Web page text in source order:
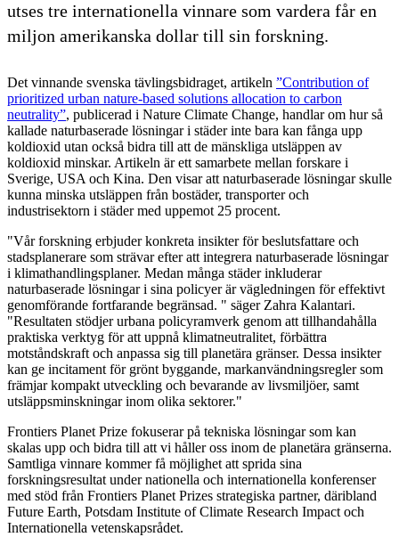
utses tre internationella vinnare som vardera får en
miljon amerikanska dollar till sin forskning.
Det vinnande svenska tävlingsbidraget, artikeln ”Contribution of
prioritized urban nature-based solutions allocation to carbon
neutrality”, publicerad i Nature Climate Change, handlar om hur så
kallade naturbaserade lösningar i städer inte bara kan fånga upp
koldioxid utan också bidra till att de mänskliga utsläppen av
koldioxid minskar. Artikeln är ett samarbete mellan forskare i
Sverige, USA och Kina. Den visar att naturbaserade lösningar skulle
kunna minska utsläppen från bostäder, transporter och
industrisektorn i städer med uppemot 25 procent.
"Vår forskning erbjuder konkreta insikter för beslutsfattare och
stadsplanerare som strävar efter att integrera naturbaserade lösningar
i klimathandlingsplaner. Medan många städer inkluderar
naturbaserade lösningar i sina policyer är vägledningen för effektivt
genomförande fortfarande begränsad. " säger Zahra Kalantari.
"Resultaten stödjer urbana policyramverk genom att tillhandahålla
praktiska verktyg för att uppnå klimatneutralitet, förbättra
motståndskraft och anpassa sig till planetära gränser. Dessa insikter
kan ge incitament för grönt byggande, markanvändningsregler som
främjar kompakt utveckling och bevarande av livsmiljöer, samt
utsläppsminskningar inom olika sektorer."
Frontiers Planet Prize fokuserar på tekniska lösningar som kan
skalas upp och bidra till att vi håller oss inom de planetära gränserna.
Samtliga vinnare kommer få möjlighet att sprida sina
forskningsresultat under nationella och internationella konferenser
med stöd från Frontiers Planet Prizes strategiska partner, däribland
Future Earth, Potsdam Institute of Climate Research Impact och
Internationella vetenskapsrådet.